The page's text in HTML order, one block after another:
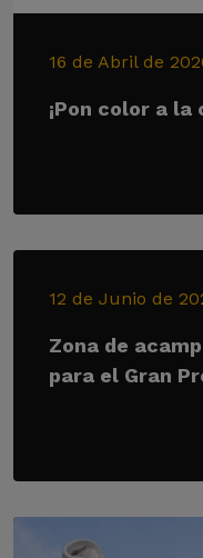
16 de Abril de
¡Pon color a la
12 de Junio de
Zona de
para el Gran